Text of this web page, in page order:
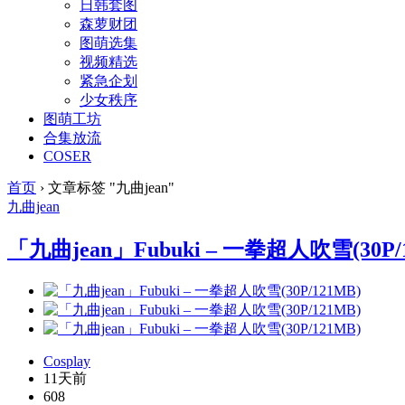
日韩套图
森萝财团
图萌选集
视频精选
紧急企划
少女秩序
图萌工坊
合集放流
COSER
首页 › 文章标签 "九曲jean"
九曲jean
「九曲jean」Fubuki – 一拳超人吹雪
Cosplay
11天前
608